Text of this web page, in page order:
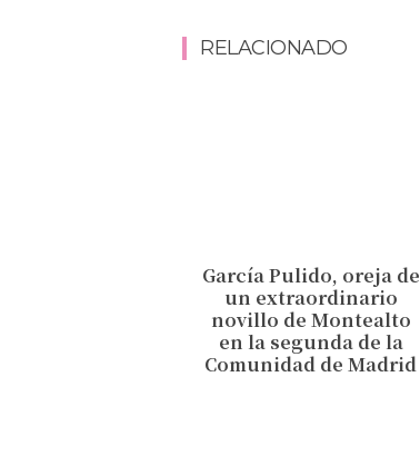
RELACIONADO
García Pulido, oreja de
un extraordinario
novillo de Montealto
en la segunda de la
Comunidad de Madrid